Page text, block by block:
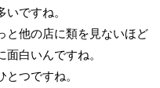
ですね。
と他の店に類を見ないほど
白いんですね。
つですね。